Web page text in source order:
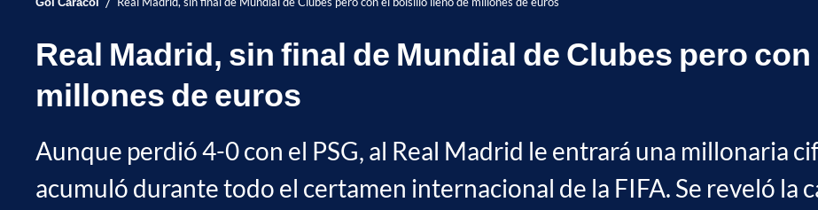
Real Madrid, sin final de Mundial de Clubes pero
millones de euros
Aunque perdió 4-0 con el PSG, al Real Madrid le entrará una millonaria
acumuló durante todo el certamen internacional de la FIFA. Se reveló la